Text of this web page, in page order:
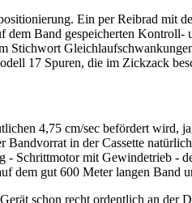
Ein per Reibrad mit
dem Band gespeicherten Kontroll-
Stichwort
17 Spuren, die im Zickzack
4,75 cm/sec befördert wird,
in der Cassette
- Schrittmotor mit Gewindetrieb -
dem gut 600 Meter langen Band
schon recht ordentlich an der